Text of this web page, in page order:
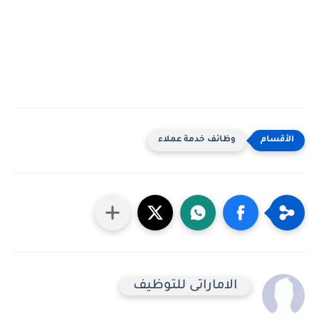
وظائف خدمة عملاء
الاماراتى للتوظيف